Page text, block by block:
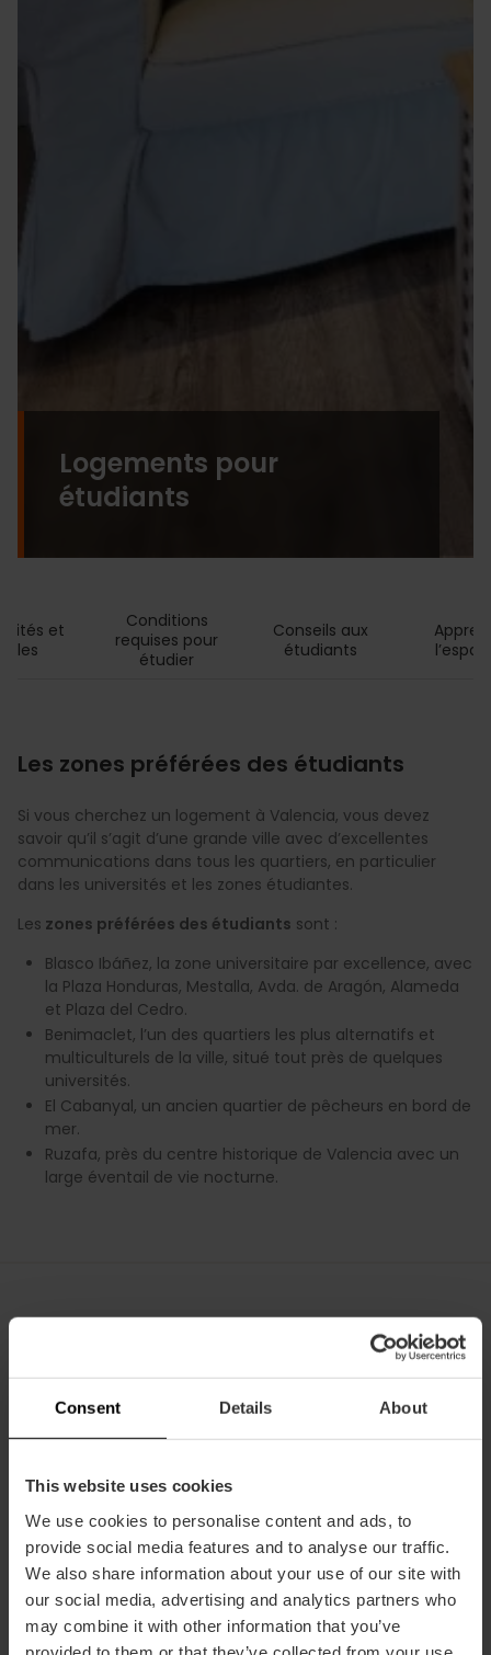
Consent Details About
This website uses cookies
We use cookies to personalise content and ads, to
provide social media features and to analyse our traffic.
We also share information about your use of our site with
our social media, advertising and analytics partners who
may combine it with other information that you’ve
Logements pour
étudiants
et
Conditions
requises pour
étudier
Conseils aux
étudiants
Les zones préférées des étudiants
Si vous cherchez un logement à Valencia, vous devez
savoir qu’il s’agit d’une grande ville avec d’excellentes
communications dans tous les quartiers, en particulier
dans les universités et les zones étudiantes.
Les zones préférées des étudiants sont :
Blasco Ibáñez, la zone universitaire par excellence, avec
la Plaza Honduras, Mestalla, Avda. de Aragón, Alameda
et Plaza del Cedro.
Benimaclet, l’un des quartiers les plus alternatifs et
multiculturels de la ville, situé tout près de quelques
universités.
El Cabanyal, un ancien quartier de pêcheurs en bord de
mer.
Ruzafa, près du centre historique de Valencia avec un
large éventail de vie nocturne.
Comme options d'hébergement
, vous pouvez envisager
où vous pouvez loger pour environ 1 100 euros par mois.
en demi-pension ou pension complète.
La location d'un coliving, d'un studio ou d'un petit
appartement peut coûter entre 1 100 et 1 300 euros.
La location d'une chambre en appartement colocation
a un prix qui varie de 450 à 500 euros.